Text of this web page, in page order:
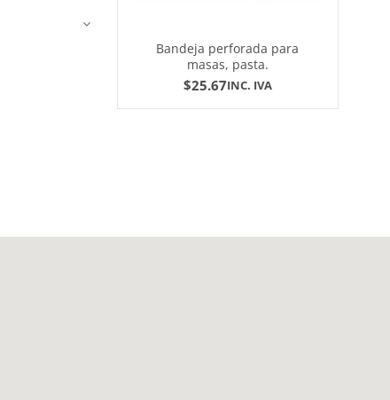
Bandeja perforada para
masas, pasta.
$25.67INC. IVA